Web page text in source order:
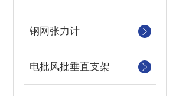
钢网张力计
电批风批垂直支架